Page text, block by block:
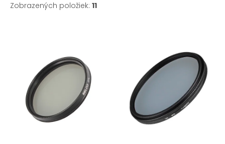
Zobrazených položiek: 11